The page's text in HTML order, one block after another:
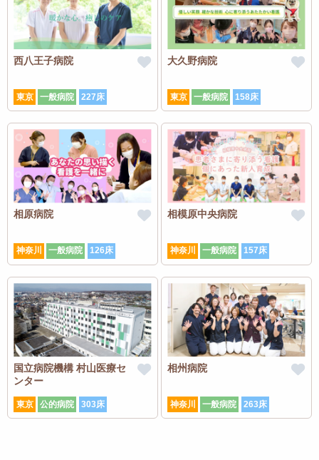
西八王子病院
東京 一般病院 227床
大久野病院
東京 一般病院 158床
相原病院
神奈川 一般病院 126床
相模原中央病院
神奈川 一般病院 157床
国立病院機構 村山医療セ
ンター
東京 公的病院 303床
相州病院
神奈川 一般病院 263床